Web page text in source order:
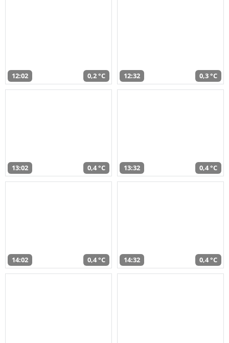
12:02 0,2 °C 12:32 0,3 °C
13:02 0,4 °C 13:32 0,4 °C
14:02 0,4 °C 14:32 0,4 °C